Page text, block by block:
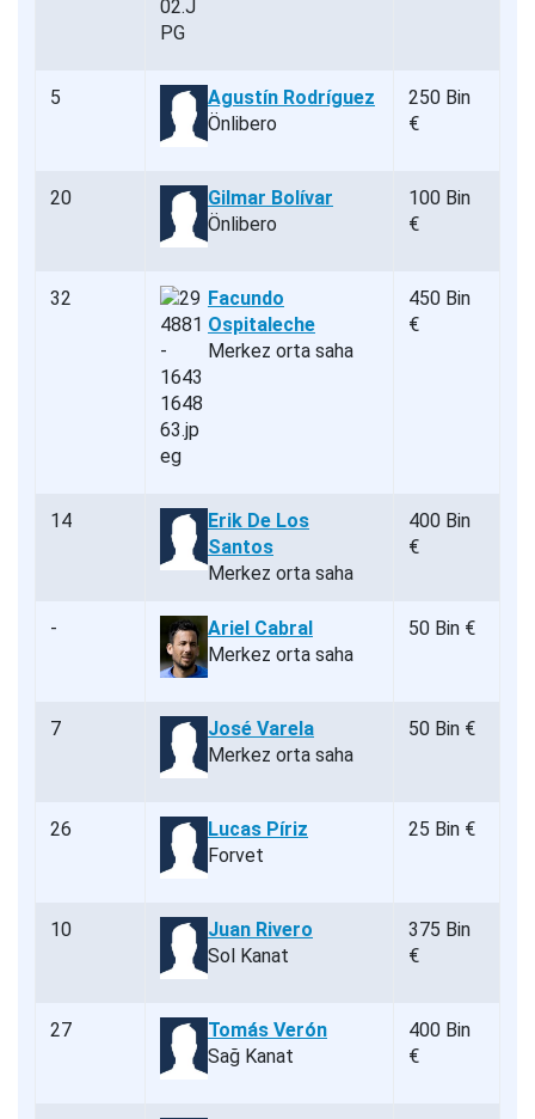
5
Agustín Rodríguez
Önlibero
250 Bin
€
20
Gilmar Bolívar
Önlibero
100 Bin
€
32
Facundo
Ospitaleche
Merkez orta saha
450 Bin
€
14
Erik De Los
Santos
Merkez orta saha
400 Bin
€
-
Ariel Cabral
Merkez orta saha
50 Bin €
7
José Varela
Merkez orta saha
50 Bin €
26
Lucas Píriz
Forvet
25 Bin €
10
Juan Rivero
Sol Kanat
375 Bin
€
27
Tomás Verón
Sağ Kanat
400 Bin
€